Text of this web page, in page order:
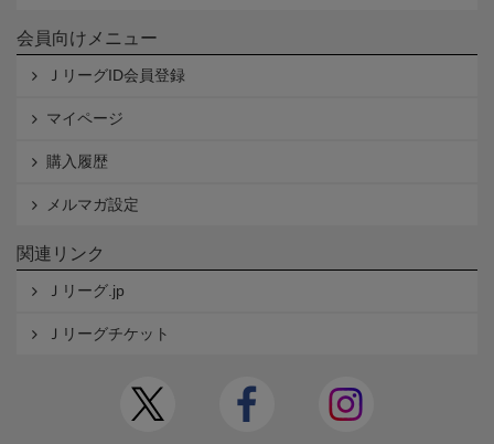
会員向けメニュー
ＪリーグID会員登録
マイページ
購入履歴
メルマガ設定
関連リンク
Ｊリーグ.jp
Ｊリーグチケット